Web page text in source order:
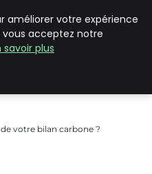
votre bilan carbone ?
améliorer votre expérience
vous acceptez notre
savoir plus